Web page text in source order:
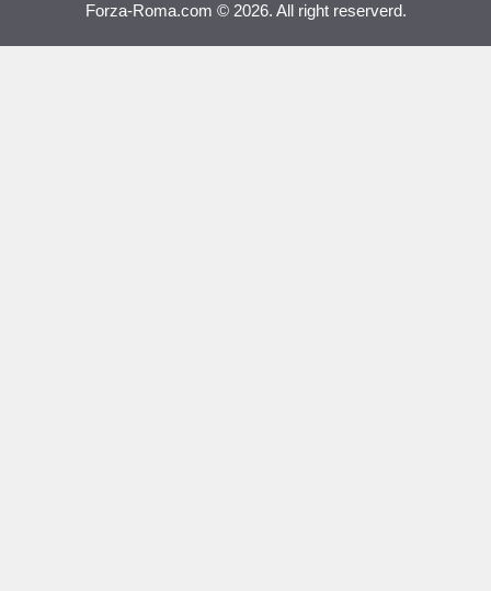
Forza-Roma.com © 2026. All right reserverd.